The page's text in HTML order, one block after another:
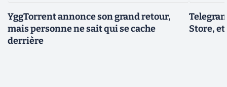
YggTorrent annonce son grand retour,
mais personne ne sait qui se cache
derrière
Store,